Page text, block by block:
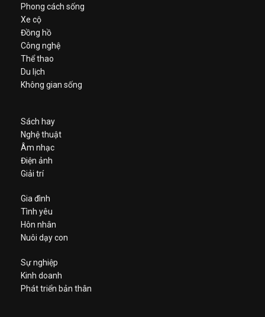
Phong cách sống
Xe cộ
Đồng hồ
Công nghệ
Thể thao
Du lịch
Không gian sống
Sách hay
Nghệ thuật
Âm nhạc
Điện ảnh
Giải trí
Gia đình
Tình yêu
Hôn nhân
Nuôi dạy con
Sự nghiệp
Kinh doanh
Phát triển bản thân